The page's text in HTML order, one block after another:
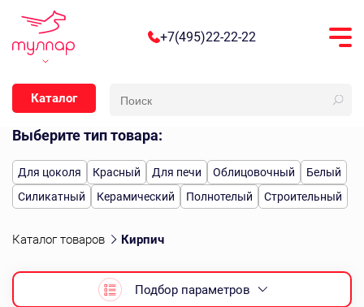
+7(495)22-22-22
Каталог
Выберите тип товара:
Для цоколя Красный Для печи Облицовочный
Белый
Силикатный
Керамический Полнотелый Строительный
Каталог товаров Кирпич
Подбор параметров